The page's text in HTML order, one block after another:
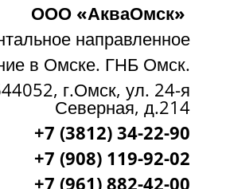
ООО «АкваОмск»
направленное
в Омске. ГНБ Омск.
г.Омск, ул. 24-я
Северная, д.214
+7 (3812) 34-22-90
+7 (908) 119-92-02
+7 (961) 882-42-00